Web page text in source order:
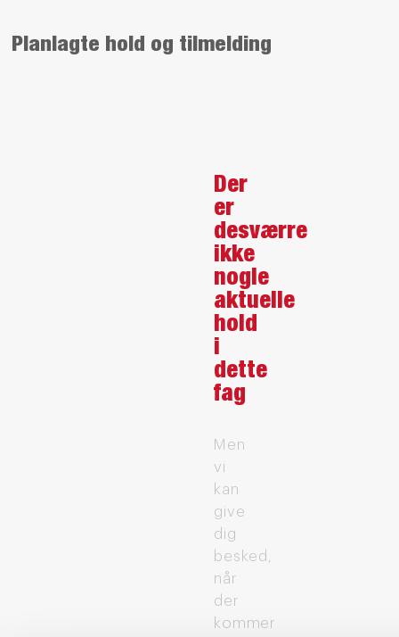
Planlagte hold og tilmelding
Der
er
desværre
ikke
nogle
aktuelle
hold
i
dette
fag
Men
vi
kan
give
dig
besked,
når
der
kommer